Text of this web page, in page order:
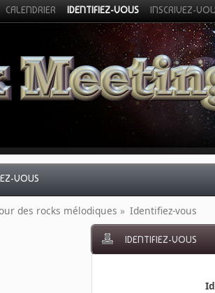
CALENDRIER IDENTIFIEZ-VOUS INSCRIVEZ-
VOUS
des rocks mélodiques » Identifiez-vous
IDENTIFIEZ-VOUS